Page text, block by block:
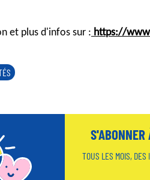
et plus d'infos sur : https://
TOUS LES MOIS, DES